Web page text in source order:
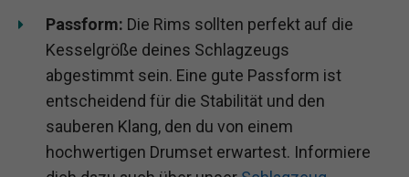
Passform: Die Rims sollten perfekt auf die
Kesselgröße deines Schlagzeugs
abgestimmt sein. Eine gute Passform ist
entscheidend für die Stabilität und den
sauberen Klang, den du von einem
hochwertigen Drumset erwartest. Informiere